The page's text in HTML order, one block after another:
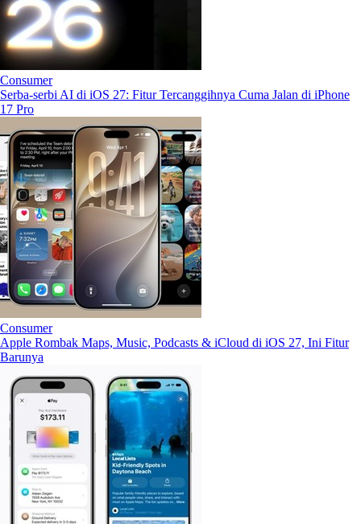
Consumer
Serba-serbi AI di iOS 27: Fitur Tercanggihnya Cuma Jalan di iPhone
17 Pro
Consumer
Apple Rombak Maps, Music, Podcasts & iCloud di iOS 27, Ini Fitur
Barunya